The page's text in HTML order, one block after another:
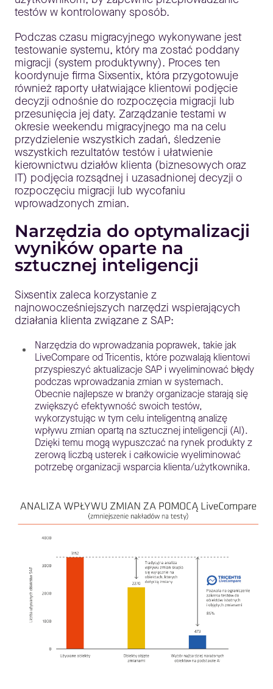
testów w kontrolowany sposób.
Podczas czasu migracyjnego wykonywane jest
testowanie systemu, który ma zostać poddany
migracji (system produktywny). Proces ten
koordynuje firma Sixsentix, która przygotowuje
również raporty ułatwiające klientowi podjęcie
decyzji odnośnie do rozpoczęcia migracji lub
przesunięcia jej daty. Zarządzanie testami w
okresie weekendu migracyjnego ma na celu
przydzielenie wszystkich zadań, śledzenie
wszystkich rezultatów testów i ułatwienie
kierownictwu działów klienta (biznesowych oraz
IT) podjęcia rozsądnej i uzasadnionej decyzji o
rozpoczęciu migracji lub wycofaniu
wprowadzonych zmian.
Narzędzia do optymalizacji
wyników oparte na
sztucznej inteligencji
Sixsentix zaleca korzystanie z
najnowocześniejszych narzędzi wspierających
działania klienta związane z SAP:
Narzędzia do wprowadzania poprawek, takie jak
LiveCompare od Tricentis, które pozwalają klientowi
przyspieszyć aktualizacje SAP i wyeliminować błędy
podczas wprowadzania zmian w systemach.
Obecnie najlepsze w branży organizacje starają się
zwiększyć efektywność swoich testów,
wykorzystując w tym celu inteligentną analizę
wpływu zmian opartą na sztucznej inteligencji (AI).
Dzięki temu mogą wypuszczać na rynek produkty z
zerową liczbą usterek i całkowicie wyeliminować
potrzebę organizacji wsparcia klienta/użytkownika.